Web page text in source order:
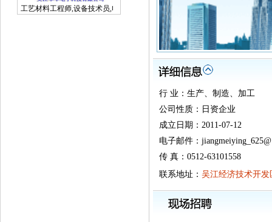
工艺材料工程师,设备技术员,电子研发工程师
行 业：生产、制造、加工
公司性质：日资企业
成立日期：2011-07-12
电子邮件：
传 真：0512-63101558
联系地址： 吴江经济技术开发